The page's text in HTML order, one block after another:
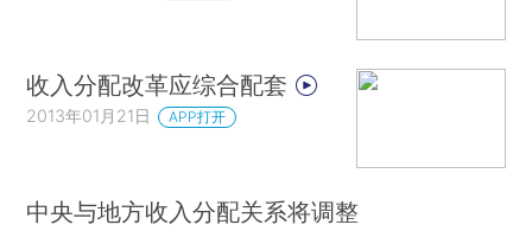
收入分配改革应综合配套
2013年01月21日 APP打开
中央与地方收入分配关系将调整